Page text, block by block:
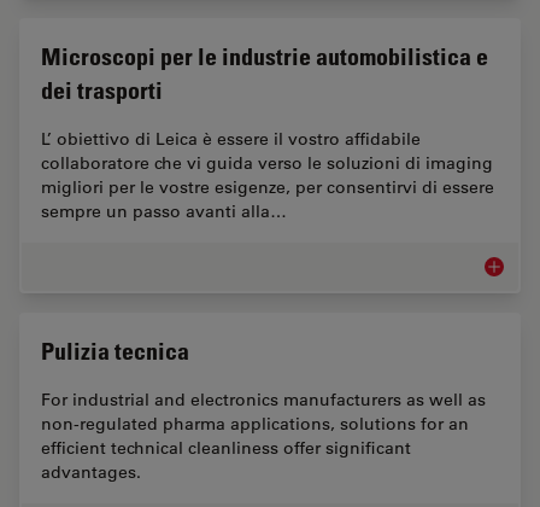
Microscopi per le industrie automobilistica e
dei trasporti
L’ obiettivo di Leica è essere il vostro affidabile
collaboratore che vi guida verso le soluzioni di imaging
migliori per le vostre esigenze, per consentirvi di essere
sempre un passo avanti alla…
Pulizia tecnica
For industrial and electronics manufacturers as well as
non-regulated pharma applications, solutions for an
efficient technical cleanliness offer significant
advantages.